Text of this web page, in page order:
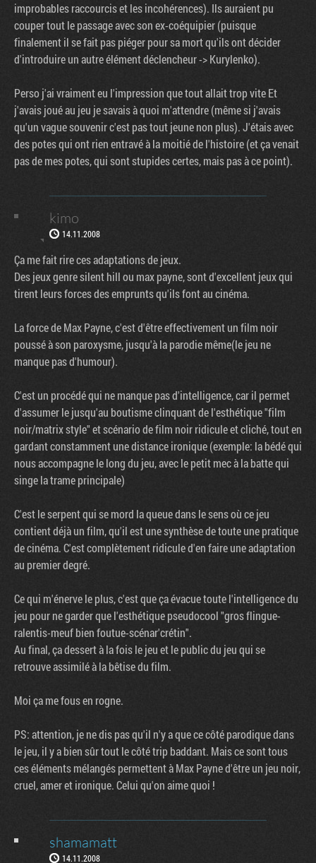
improbables raccourcis et les incohérences). Ils auraient pu
couper tout le passage avec son ex-coéquipier (puisque
finalement il se fait pas piéger pour sa mort qu'ils ont décider
d'introduire un autre élément déclencheur -> Kurylenko).
Perso j'ai vraiment eu l'impression que tout allait trop vite Et
j'avais joué au jeu je savais à quoi m'attendre (même si j'avais
qu'un vague souvenir c'est pas tout jeune non plus). J'étais avec
des potes qui ont rien entravé à la moitié de l'histoire (et ça venait
pas de mes potes, qui sont stupides certes, mais pas à ce point).
kimo
14.11.2008
Ça me fait rire ces adaptations de jeux.
Des jeux genre silent hill ou max payne, sont d'excellent jeux qui
tirent leurs forces des emprunts qu'ils font au cinéma.
La force de Max Payne, c'est d'être effectivement un film noir
poussé à son paroxysme, jusqu'à la parodie même(le jeu ne
manque pas d'humour).
C'est un procédé qui ne manque pas d'intelligence, car il permet
d'assumer le jusqu'au boutisme clinquant de l'esthétique "film
noir/matrix style" et scénario de film noir ridicule et cliché, tout en
gardant constamment une distance ironique (exemple: la bédé qui
nous accompagne le long du jeu, avec le petit mec à la batte qui
singe la trame principale)
C'est le serpent qui se mord la queue dans le sens où ce jeu
contient déjà un film, qu'il est une synthèse de toute une pratique
de cinéma. C'est complètement ridicule d'en faire une adaptation
au premier degré.
Ce qui m'énerve le plus, c'est que ça évacue toute l'intelligence du
jeu pour ne garder que l'esthétique pseudocool "gros flingue-
ralentis-meuf bien foutue-scénar'crétin".
Au final, ça dessert à la fois le jeu et le public du jeu qui se
retrouve assimilé à la bêtise du film.
Moi ça me fous en rogne.
PS: attention, je ne dis pas qu'il n'y a que ce côté parodique dans
le jeu, il y a bien sûr tout le côté trip baddant. Mais ce sont tous
ces éléments mélangés permettent à Max Payne d'être un jeu noir,
cruel, amer et ironique. Celui qu'on aime quoi !
shamamatt
14.11.2008